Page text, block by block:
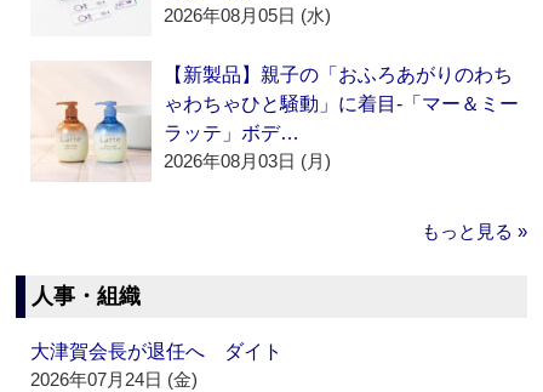
2026年08月05日 (水)
【新製品】親子の「おふろあがりのわち
ゃわちゃひと騒動」に着目‐「マー＆ミー
ラッテ」ボデ…
2026年08月03日 (月)
もっと見る »
人事・組織
大津賀会長が退任へ ダイト
2026年07月24日 (金)